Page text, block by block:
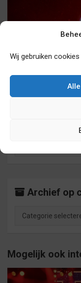
Wij gebruiken
De musical ‘De
Archief
Archief op
categorie
Mogelijk ook